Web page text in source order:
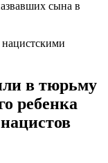
в тюрьму
ребенка